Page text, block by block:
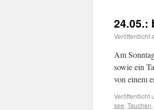
24.05.:
Veröffentlicht
Am
sowie ein
von einem
Veröffentlicht
see, Tauchen,